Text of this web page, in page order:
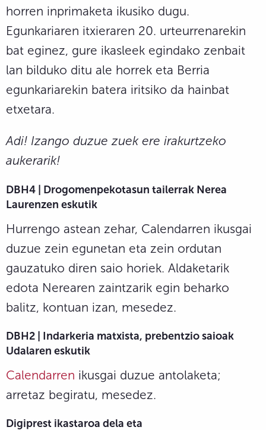
horren inprimaketa ikusiko dugu.
Egunkariaren itxieraren 20. urteurrenarekin
bat eginez, gure ikasleek egindako zenbait
lan bilduko ditu ale horrek eta Berria
egunkariarekin batera iritsiko da hainbat
etxetara.
Adi! Izango duzue zuek ere irakurtzeko
aukerarik!
DBH4 | Drogomenpekotasun tailerrak Nerea
Laurenzen eskutik
Hurrengo astean zehar, Calendarren ikusgai
duzue zein egunetan eta zein ordutan
gauzatuko diren saio horiek. Aldaketarik
edota Nerearen zaintzarik egin beharko
balitz, kontuan izan, mesedez.
DBH2 | Indarkeria matxista, prebentzio saioak
Udalaren eskutik
Calendarren ikusgai duzue antolaketa;
arretaz begiratu, mesedez.
Digiprest ikastaroa dela eta